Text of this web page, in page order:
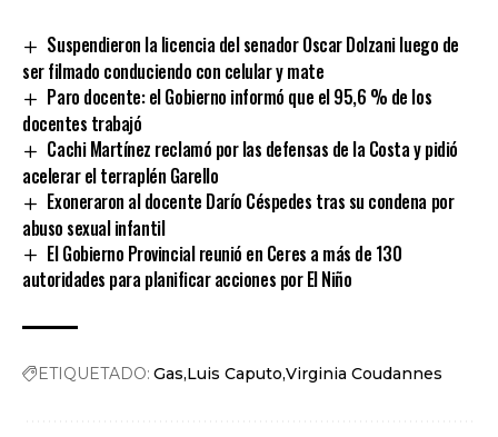
Suspendieron la licencia del senador Oscar Dolzani luego de
ser filmado conduciendo con celular y mate
Paro docente: el Gobierno informó que el 95,6 % de los
docentes trabajó
Cachi Martínez reclamó por las defensas de la Costa y pidió
acelerar el terraplén Garello
Exoneraron al docente Darío Céspedes tras su condena por
abuso sexual infantil
El Gobierno Provincial reunió en Ceres a más de 130
autoridades para planificar acciones por El Niño
ETIQUETADO: Gas Luis Caputo Virginia Coudannes